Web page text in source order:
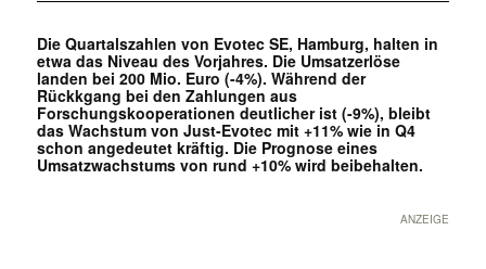
Die Quartalszahlen von Evotec SE, Hamburg, halten in
etwa das Niveau des Vorjahres. Die Umsatzerlöse
landen bei 200 Mio. Euro (-4%). Während der
Rückkgang bei den Zahlungen aus
Forschungskooperationen deutlicher ist (-9%), bleibt
das Wachstum von Just-Evotec mit +11% wie in Q4
schon angedeutet kräftig. Die Prognose eines
Umsatzwachstums von rund +10% wird beibehalten.
ANZEIGE